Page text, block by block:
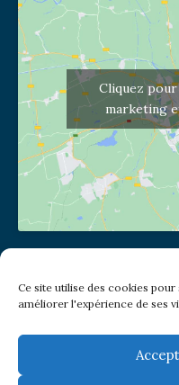
Ce site utilise des cookies
améliorer l'expérience de ses
Cliquez
marketing
(pas de courrier à cette
2 place Jules Joffrin -
Metro: Jules Joffrin ou
Bus : Mairie du XVIII